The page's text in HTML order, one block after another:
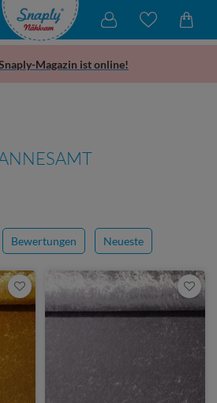
Magazin ist online!
Bewertungen Neueste